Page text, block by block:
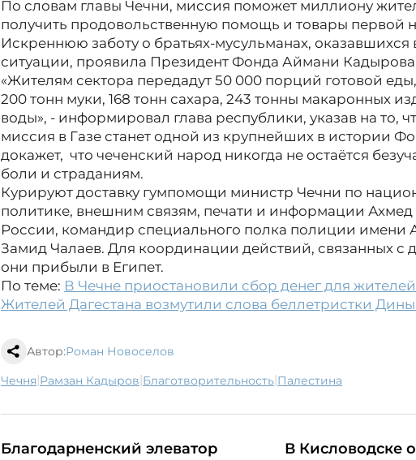
По словам главы Чечни, миссия поможет миллиону
получить продовольственную помощь и товары первой
Искреннюю заботу о братьях-мусульманах,
ситуации, проявила Президент Фонда Аймани
«Жителям сектора передадут 50 000 порций готовой
200 тонн муки, 168 тонн сахара, 243 тонны макаронных
воды», - информировал глава республики, указав на то,
миссия в Газе станет одной из крупнейших в истории
докажет, что чеченский народ никогда не остаётся
боли и страданиям.
Курируют доставку гумпомощи министр Чечни по
политике, внешним связям, печати и информации Ахмед
России, командир специального полка полиции имени
Замид Чалаев. Для координации действий, связанных с
они прибыли в Египет.
По теме: В Чечне приостановили сбор денег для
Жителей Дагестана возмутили слова беллетристки
Автор:Роман Новоселов
Чечня| Рамзан Кадыров| благотворительность| Палестина
Благодарненский элеватор
В Кисловодске